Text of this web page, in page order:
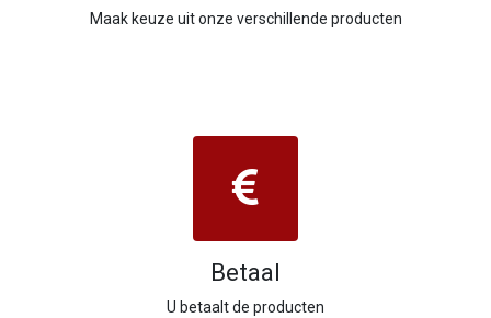
Maak keuze uit onze verschillende producten
Betaal
U betaalt de producten